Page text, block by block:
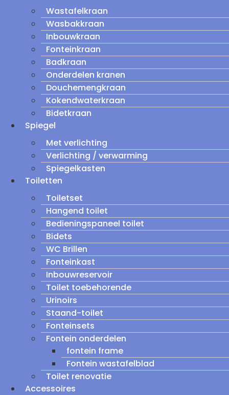
Wastafelkraan
Wasbakkraan
Inbouwkraan
Fonteinkraan
Badkraan
Onderdelen kranen
Douchemengkraan
Kokendwaterkraan
Bidetkraan
Spiegel
Met verlichting
Verlichting / verwarming
Spiegelkasten
Toiletten
Toiletset
Hangend toilet
Bedieningspaneel toilet
Bidets
WC Brillen
Fonteinkast
Inbouwreservoir
Toilet toebehorende
Urinoirs
Staand-toilet
Fonteinsets
Fontein onderdelen
fontein frame
Fontein wastafelblad
Toilet renovatie
Accessoires